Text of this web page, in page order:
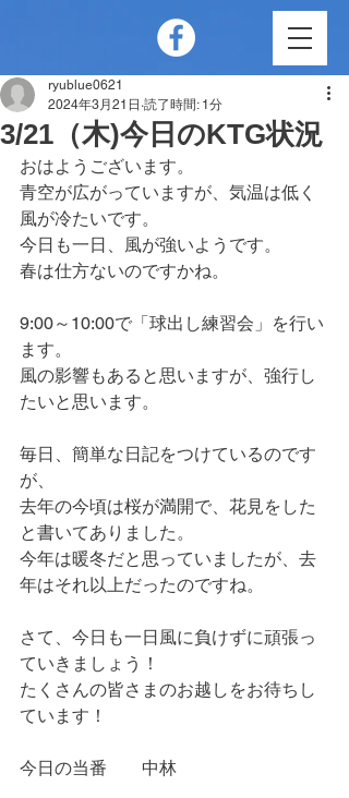
3/21（木)今日のKTG状況
ryublue0621
2024年3月21日 読了時間: 1分
おはようございます。
青空が広がっていますが、気温は低く
風が冷たいです。
今日も一日、風が強いようです。
春は仕方ないのですかね。
9:00～10:00で「球出し練習会」を行い
ます。
風の影響もあると思いますが、強行し
たいと思います。
毎日、簡単な日記をつけているのです
が、
去年の今頃は桜が満開で、花見をした
と書いてありました。
今年は暖冬だと思っていましたが、去
年はそれ以上だったのですね。
さて、今日も一日風に負けずに頑張っ
ていきましょう！
たくさんの皆さまのお越しをお待ちし
ています！
今日の当番　　中林